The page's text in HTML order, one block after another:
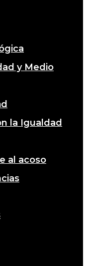
y Medio
la Igualdad
al acoso